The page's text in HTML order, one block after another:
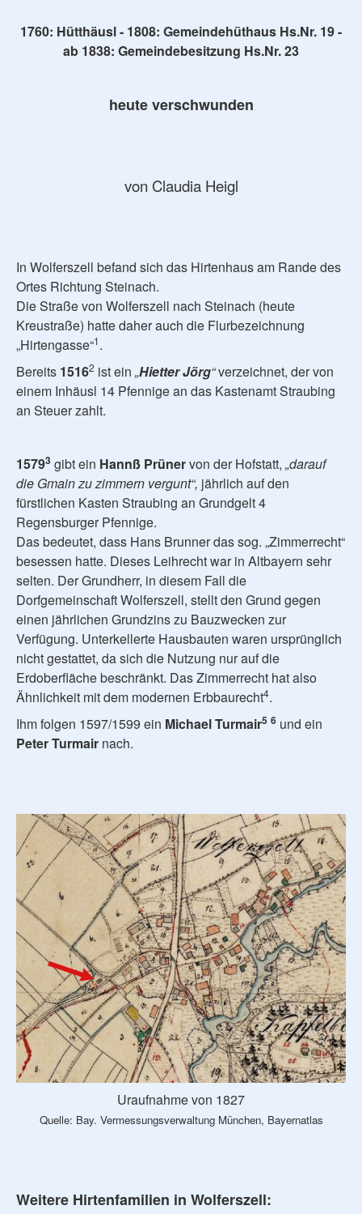
1760: Hütthäusl - 1808: Gemeindehüthaus Hs.Nr. 19 -
ab 1838: Gemeindebesitzung Hs.Nr. 23
heute verschwunden
von Claudia Heigl
In Wolferszell befand sich das Hirtenhaus am Rande des
Ortes Richtung Steinach.
Die Straße von Wolferszell nach Steinach (heute
Kreustraße) hatte daher auch die Flurbezeichnung
„Hirtengasse“1.
Bereits 15162 ist ein „Hietter Jörg“verzeichnet, der von
einem Inhäusl 14 Pfennige an das Kastenamt Straubing
an Steuer zahlt.
15793 gibt ein Hannß Prünervon der Hofstatt, „darauf
die Gmain zu zimmern vergunt“, jährlich auf den
fürstlichen Kasten Straubing an Grundgelt 4
Regensburger Pfennige.
Das bedeutet, dass Hans Brunner das sog. „Zimmerrecht“
besessen hatte. Dieses Leihrecht war in Altbayern sehr
selten. Der Grundherr, in diesem Fall die
Dorfgemeinschaft Wolferszell, stellt den Grund gegen
einen jährlichen Grundzins zu Bauzwecken zur
Verfügung. Unterkellerte Hausbauten waren ursprünglich
nicht gestattet, da sich die Nutzung nur auf die
Erdoberfläche beschränkt. Das Zimmerrecht hat also
Ähnlichkeit mit dem modernen Erbbaurecht4.
Ihm folgen 1597/1599 ein Michael Turmair5 6 und ein
Peter Turmair nach.
Uraufnahme von 1827
Quelle: Bay. Vermessungsverwaltung München, Bayernatlas
Weitere Hirtenfamilien in Wolferszell: